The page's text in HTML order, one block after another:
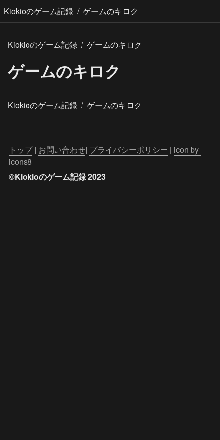
Kiokioのゲーム記録 / ゲームのキロク
Kiokioのゲーム記録 / ゲームのキロク
ゲームのキロク
Kiokioのゲーム記録 / ゲームのキロク
トップ | お問い合わせ| プライバシーポリシー | icon by
icons8
©Kiokioのゲーム記録 2023